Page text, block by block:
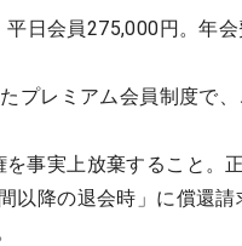
日会員275,000円。年
プレミアム会員制度で
事実上放棄すること。
以降の退会時」に償還